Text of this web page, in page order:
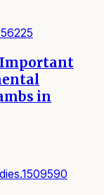
Important
in